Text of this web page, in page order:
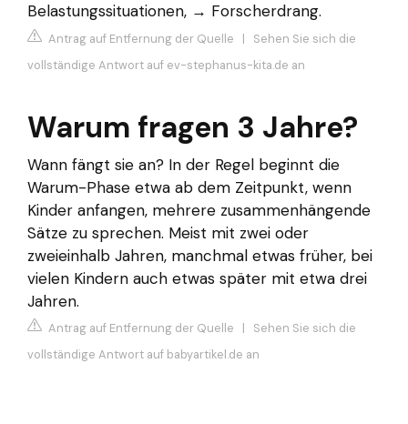
Belastungssituationen, → Forscherdrang.
Antrag auf Entfernung der Quelle | Sehen Sie sich die
vollständige Antwort auf ev-stephanus-kita.de an
Warum fragen 3 Jahre?
Wann fängt sie an? In der Regel beginnt die
Warum-Phase etwa ab dem Zeitpunkt, wenn
Kinder anfangen, mehrere zusammenhängende
Sätze zu sprechen. Meist mit zwei oder
zweieinhalb Jahren, manchmal etwas früher, bei
vielen Kindern auch etwas später mit etwa drei
Jahren.
Antrag auf Entfernung der Quelle | Sehen Sie sich die
vollständige Antwort auf babyartikel.de an